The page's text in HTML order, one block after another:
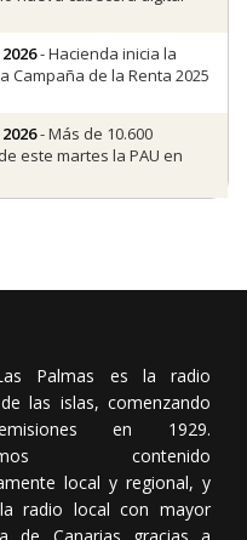
- Hacienda inicia la
Campaña de la Renta 2025
- Más de 10.600
este martes la PAU en
Palmas es la radio
las islas, comenzando
en 1929.
contenido
local y regional, y
radio local con mayor